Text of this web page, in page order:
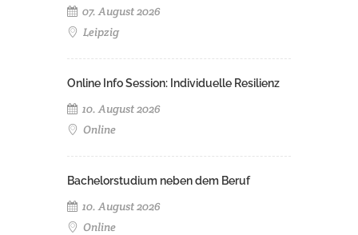
07. August 2026
Leipzig
Online Info Session: Individuelle Resilienz
10. August 2026
Online
Bachelorstudium neben dem Beruf
10. August 2026
Online